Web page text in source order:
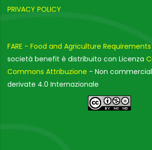
PRIVACY POLICY
FARE - Food and Agriculture Requirements
società benefit è distribuito con Licenza
Commons Attribuzione - Non
derivate 4.0 Internazionale